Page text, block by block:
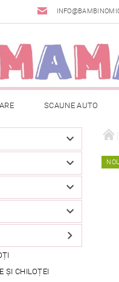
SCAUNE AUTO
DESPACHETAT SAU DIN
METODE DE PLATĂ
ȘI CHILOȚEI